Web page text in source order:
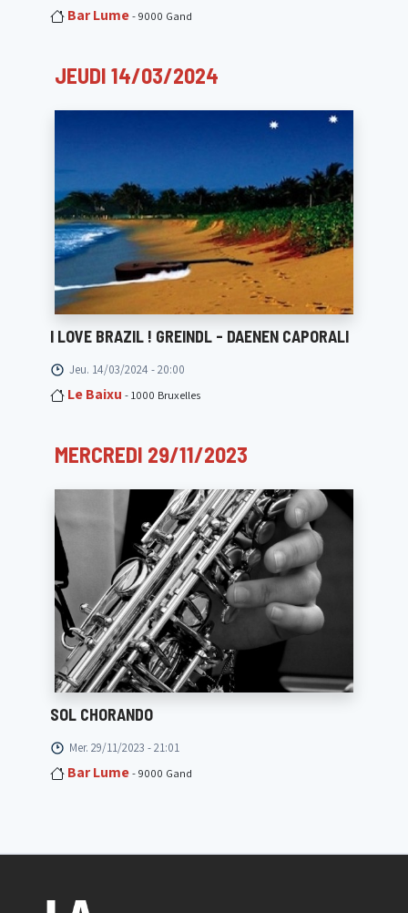
Bar Lume- 9000 Gand
JEUDI 14/03/2024
I LOVE BRAZIL ! GREINDL - DAENEN CAPORALI
Jeu. 14/03/2024 - 20:00
Le Baixu - 1000 Bruxelles
MERCREDI 29/11/2023
SOL CHORANDO
Mer. 29/11/2023 - 21:01
Bar Lume- 9000 Gand